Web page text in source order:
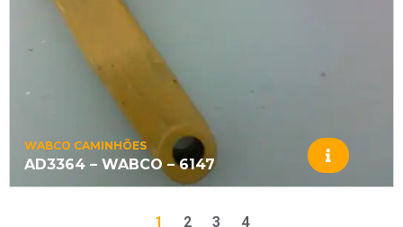
WABCO CAMINHÕES
AD3364 – WABCO – 6147
1 2 3 4